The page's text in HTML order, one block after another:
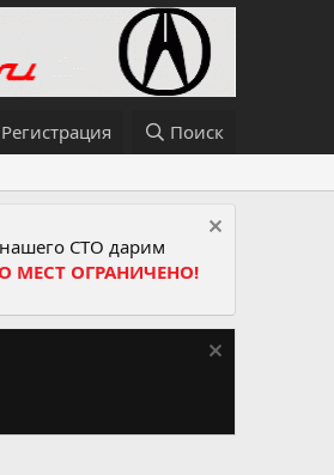
Регистрация Поиск
СТО дарим
МЕСТ ОГРАНИЧЕНО!